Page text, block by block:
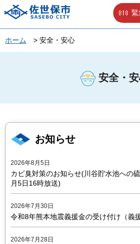
佐世保市
ホーム > 安全・安心
安全・
お知らせ
2026年8月5日
カビ臭対策のお知らせ(川谷貯水池への
月5日16時放送)
2026年7月30日
令和8年熊本地震義援金の受け付け（義
2026年7月28日